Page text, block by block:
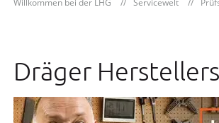
Willkommen bei der LHG Servicewelt
Dräger